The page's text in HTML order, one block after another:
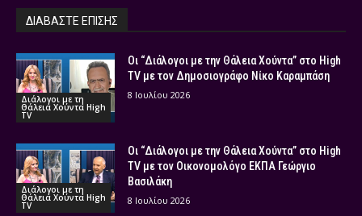
ΔΙΑΒΑΣΤΕ ΕΠΙΣΗΣ
Διάλογοι με τη
Θάλεια Χούντα High
TV
Οι “Διάλογοι με την Θάλεια Χούντα” στο High
TV με τον Δημοσιογράφο Νίκο Καραμπάση
8 Ιουλίου 2026
Διάλογοι με τη
Θάλεια Χούντα High
TV
Οι “Διάλογοι με την Θάλεια Χούντα” στο High
TV με τον Οικονομολόγο ΕΚΠΑ Γεώργιο
Βασιλάκη
8 Ιουλίου 2026